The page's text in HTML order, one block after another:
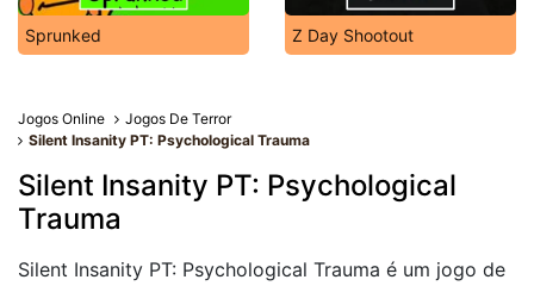
Sprunked Z Day Shootout
Jogos Online
Jogos De Terror
Silent Insanity PT: Psychological Trauma
Silent Insanity PT: Psychological
Trauma
Silent Insanity PT: Psychological Trauma é um jogo de